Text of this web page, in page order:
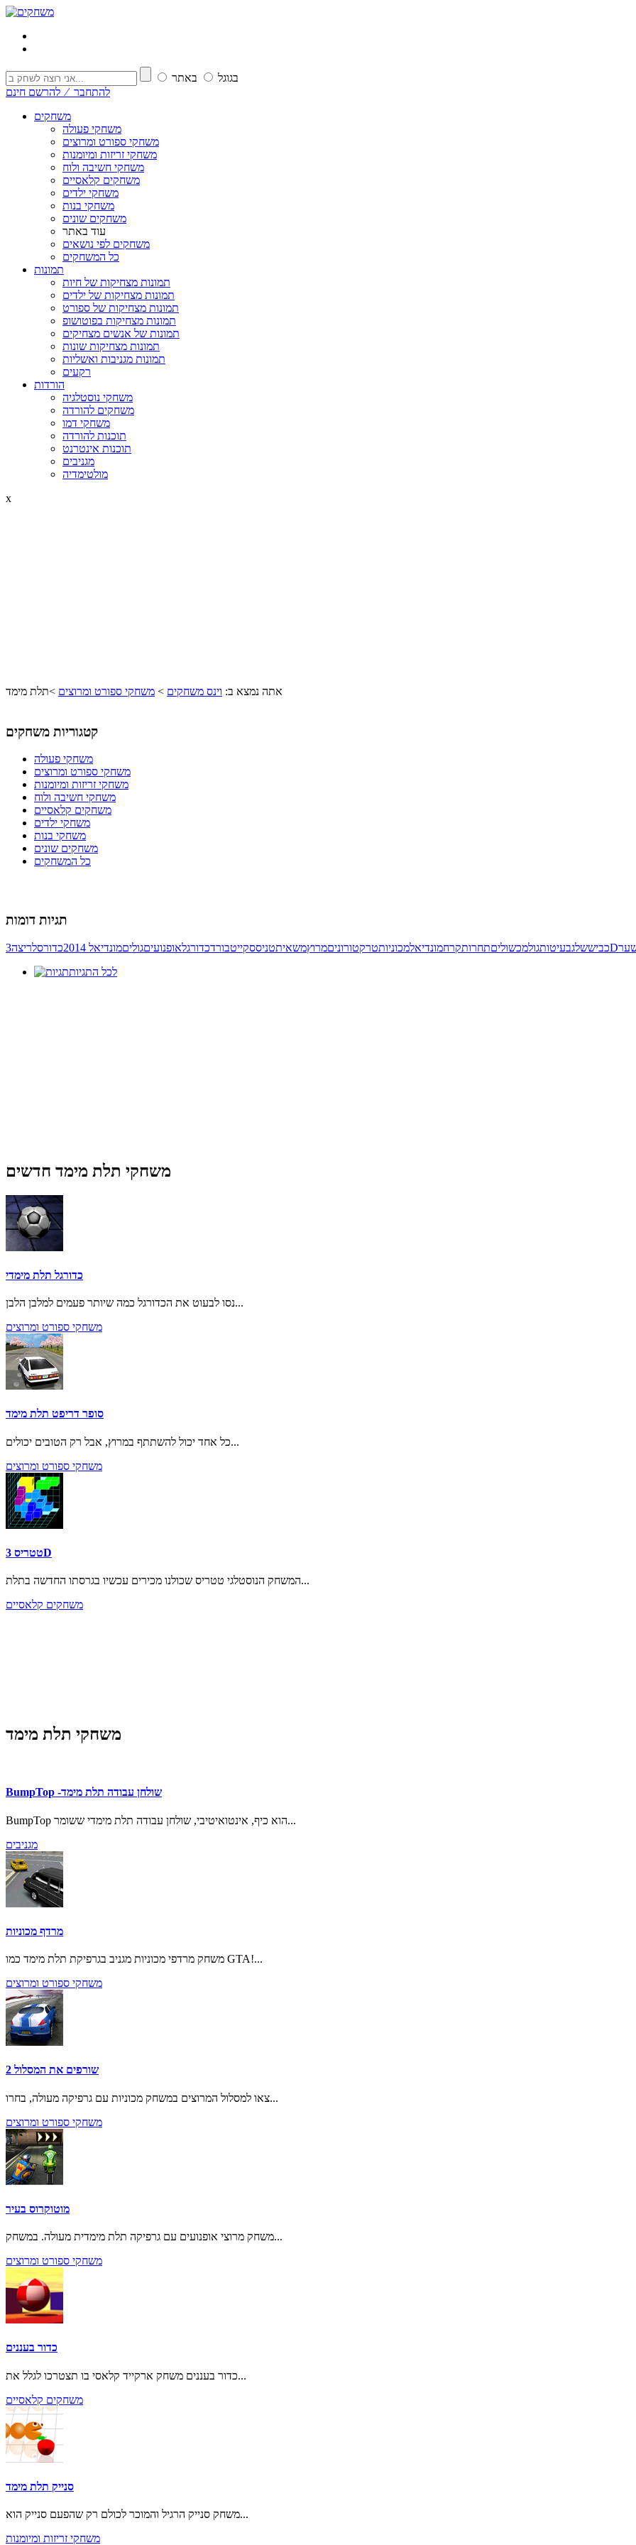
בגוגל
באתר
להתחבר ⁄ להרשם חינם
משחקים
משחקי פעולה
משחקי ספורט ומרוצים
משחקי זריזות ומיומנות
משחקי חשיבה ולוח
משחקים קלאסיים
משחקי ילדים
משחקי בנות
משחקים שונים
עוד באתר
משחקים לפי נושאים
כל המשחקים
תמונות
תמונות מצחיקות של חיות
תמונות מצחיקות של ילדים
תמונות מצחיקות של ספורט
תמונות מצחיקות בפוטושופ
תמונות של אנשים מצחיקים
תמונות מצחיקות שונות
תמונות מגניבות ואשליות
רקעים
הורדות
משחקי נוסטלגיה
משחקים להורדה
משחקי דמו
תוכנות להורדה
תוכנות אינטרנט
מגניבים
מולטימדיה
x
אתה נמצא ב: וינס משחקים > משחקי ספורט ומרוצים >תלת מימד
קטגוריות משחקים
משחקי פעולה
משחקי ספורט ומרוצים
משחקי זריזות ומיומנות
משחקי חשיבה ולוח
משחקים קלאסיים
משחקי ילדים
משחקי בנות
משחקים שונים
כל המשחקים
תגיות דומות
כביששלגבעיטותגולמכשוליםתחרותקרחמונדיאלמכוניותטרקטורוניםמרוץמשאיתטניססקייטבורדכדורגלאופנועיםגוליםמונדיאל 2014 כדורסלריצה 3D
לכל התגיות
משחקי תלת מימד חדשים
כדורגל תלת מימדי
נסו לבעוט את הכדורגל כמה שיותר פעמים למלבן הלבן...
משחקי ספורט ומרוצים
סופר דריפט תלת מימד
כל אחד יכול להשתתף במרוץ, אבל רק הטובים יכולים...
משחקי ספורט ומרוצים
טטריס 3D
המשחק הנוסטלגי טטריס שכולנו מכירים עכשיו בגרסתו החדשה בתלת...
משחקים קלאסיים
משחקי תלת מימד
BumpTop -שולחן עבודה תלת מימד
BumpTop הוא כיף, אינטואיטיבי, שולחן עבודה תלת מימדי ששומר...
מגניבים
מרדף מכוניות
משחק מרדפי מכוניות מגניב בגרפיקת תלת מימד כמו GTA!...
משחקי ספורט ומרוצים
שורפים את המסלול 2
צאו למסלול המרוצים במשחק מכוניות עם גרפיקה מעולה, בחרו...
משחקי ספורט ומרוצים
מוטוקרוס בעיר
משחק מרוצי אופנועים עם גרפיקה תלת מימדית מעולה. במשחק...
משחקי ספורט ומרוצים
כדור בעננים
כדור בעננים משחק ארקייד קלאסי בו תצטרכו לגלל את...
משחקים קלאסיים
סנייק תלת מימד
משחק סנייק הרגיל והמוכר לכולם רק שהפעם סנייק הוא...
משחקי זריזות ומיומנות